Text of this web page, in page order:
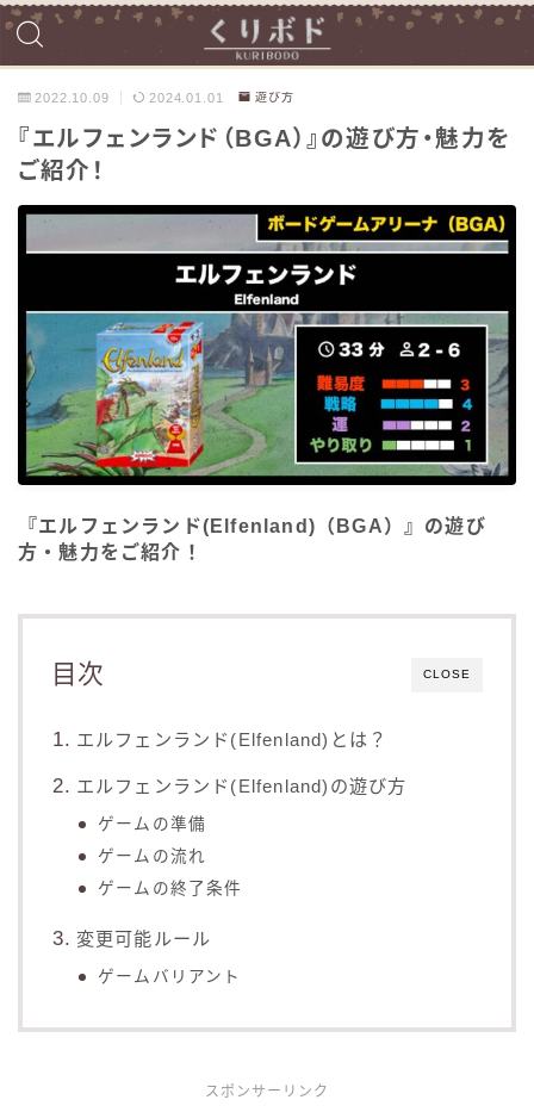
2022.10.09 2024.01.01 遊び方
『エルフェンランド（BGA）』の遊び方・魅力を
ご紹介！
『エルフェンランド(Elfenland)（BGA）』の遊び
方・魅力をご紹介！
CLOSE
目次
エルフェンランド(Elfenland)とは？
エルフェンランド(Elfenland)の遊び方
ゲームの準備
ゲームの流れ
ゲームの終了条件
変更可能ルール
ゲームバリアント
スポンサーリンク